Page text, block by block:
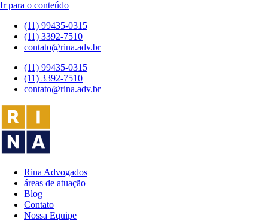
Ir para o conteúdo
(11) 99435-0315
(11) 3392-7510
contato@rina.adv.br
(11) 99435-0315
(11) 3392-7510
contato@rina.adv.br
Rina Advogados
áreas de atuação
Blog
Contato
Nossa Equipe